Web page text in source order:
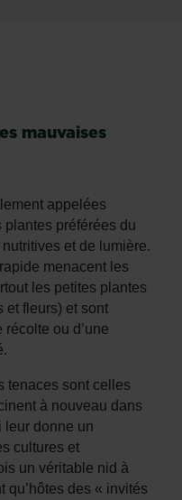
mauvaises
appelées
plantes préférées du
et de lumière.
menacent les
les petites plantes
et fleurs) et sont
récolte ou d’une
tenaces sont celles
à nouveau dans
leur donne un
cultures et
un véritable nid à
qu’hôtes des « invités